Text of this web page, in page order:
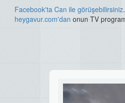
Facebook'ta Can ile görüşebilirsiniz
heygavur.com'dan onun TV